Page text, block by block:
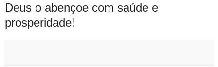
Deus o abençoe com saúde e
prosperidade!